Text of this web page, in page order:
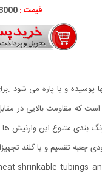
قیمت :248000
پوسیده و یا پاره می
که مقاومت بالایی در
بندی متنوع این وارنیش
جعبه تقسیم و یا گلند